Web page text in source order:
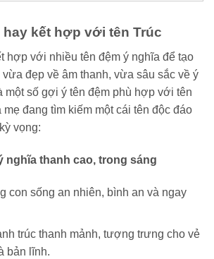
kết hợp với tên Trúc
hợp với nhiều tên đệm ý nghĩa để tạo
đẹp về âm thanh, vừa sâu sắc về ý
một số gợi ý tên đệm phù hợp với tên
mẹ đang tìm kiếm một cái tên độc đáo
vọng:
nghĩa thanh cao, trong sáng
con sống an nhiên, bình an và ngay
trúc thanh mảnh, tượng trưng cho vẻ
bản lĩnh.